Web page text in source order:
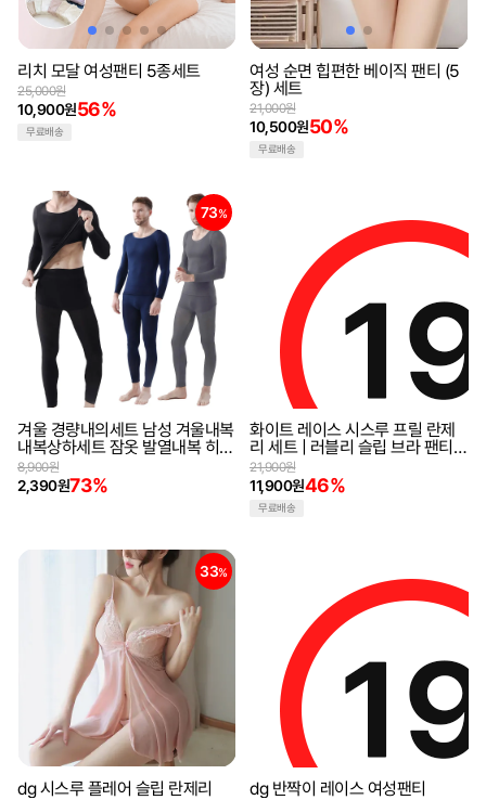
리치 모달 여성팬티 5종세트
10,900원56%
25,000원
무료배송
여성 순면 힙편한 베이직 팬티 (5
장) 세트
10,500원50%
21,000원
무료배송
73%
겨울 경량내의세트 남성 겨울내복
내복상하세트 잠옷 발열내복 히트
텍 방한내의 보온내의
2,390원73%
8,900원
화이트 레이스 시스루 프릴 란제
리 세트 | 러블리 슬립 브라 팬티
세트 홈웨어
11,900원46%
21,900원
무료배송
33%
dg 시스루 플레어 슬립 란제리 dg 반짝이 레이스 여성팬티